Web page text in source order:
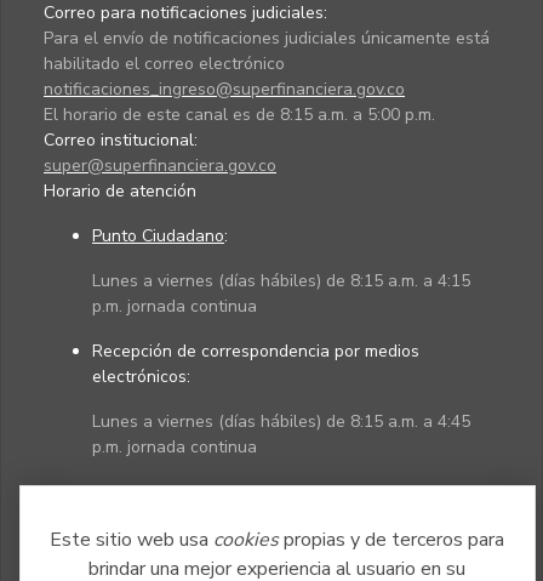
Este sitio web usa cookiespropias y de terceros para
brindar una mejor experiencia al usuario en su
Correo para notificaciones judiciales:
Para el envío de notificaciones judiciales únicamente está
habilitado el correo electrónico
notificaciones_ingreso@superfinanciera.gov.co
El horario de este canal es de 8:15 a.m. a 5:00 p.m.
Correo institucional:
super@superfinanciera.gov.co
Horario de atención
Punto Ciudadano:
Lunes a viernes (días hábiles) de 8:15 a.m. a 4:15
p.m. jornada continua
Recepción de correspondencia por medios
electrónicos:
Lunes a viernes (días hábiles) de 8:15 a.m. a 4:45
p.m. jornada continua